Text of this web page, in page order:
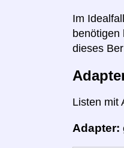
Im
benötigen
dieses
Listen mit
Adapter: